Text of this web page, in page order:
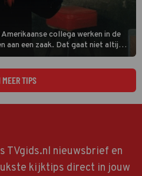
collega werken in de
aan een zaak. Dat gaat niet altijd
MEER TIPS
TVgids.nl nieuwsbrief en
kijktips direct in jouw